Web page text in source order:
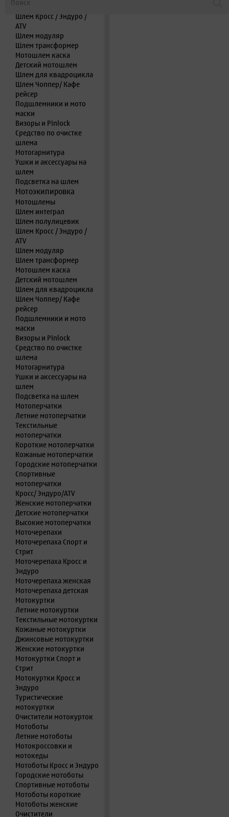
Шлем полулицевик
Шлем Кросс / Эндуро /
ATV
Шлем модуляр
Шлем трансформер
Мотошлем каска
Детский мотошлем
Шлем для квадроцикла
Шлем Чоппер/ Кафе
рейсер
Подшлемники и мото
маски
Визоры и Pinlock
Средство по очистке
шлема
Мотогарнитура
Ушки и аксессуары на
шлем
Подсветка на шлем
Мотоэкипировка
Мотошлемы
Шлем интеграл
Шлем полулицевик
Шлем Кросс / Эндуро /
ATV
Шлем модуляр
Шлем трансформер
Мотошлем каска
Детский мотошлем
Шлем для квадроцикла
Шлем Чоппер/ Кафе
рейсер
Подшлемники и мото
маски
Визоры и Pinlock
Средство по очистке
шлема
Мотогарнитура
Ушки и аксессуары на
шлем
Подсветка на шлем
Мотоперчатки
Летние мотоперчатки
Текстильные
мотоперчатки
Короткие мотоперчатки
Кожаные мотоперчатки
Городские мотоперчатки
Спортивные
мотоперчатки
Кросс/ Эндуро/ATV
Женские мотоперчатки
Детские мотоперчатки
Высокие мотоперчатки
Моточерепахи
Моточерепаха Спорт и
Стрит
Моточерепаха Кросс и
Эндуро
Моточерепаха женская
Моточерепаха детская
Мотокуртки
Летние мотокуртки
Текстильные мотокуртки
Кожаные мотокуртки
Джинсовые мотокуртки
Женские мотокуртки
Мотокуртки Спорт и
Стрит
Мотокуртки Кросс и
Эндуро
Туристические
мотокуртки
Очистители мотокурток
Мотоботы
Летние мотоботы
Мотокроссовки и
мотокеды
Мотоботы Кросс и Эндуро
Городские мотоботы
Спортивные мотоботы
Мотоботы короткие
Мотоботы женские
Очистители